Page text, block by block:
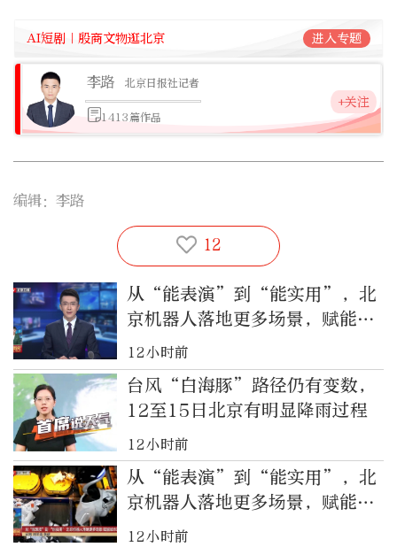
AI短剧｜殷商文物逛北京 进入专题
李路 北京日报社记者
1413篇作品
+关注
编辑：李路
12
从“能表演”到“能实用”，北
京机器人落地更多场景，赋能城
市发展
12小时前
台风“白海豚”路径仍有变数，
12至15日北京有明显降雨过程
12小时前
从“能表演”到“能实用”，北
京机器人落地更多场景，赋能城
市发展
12小时前